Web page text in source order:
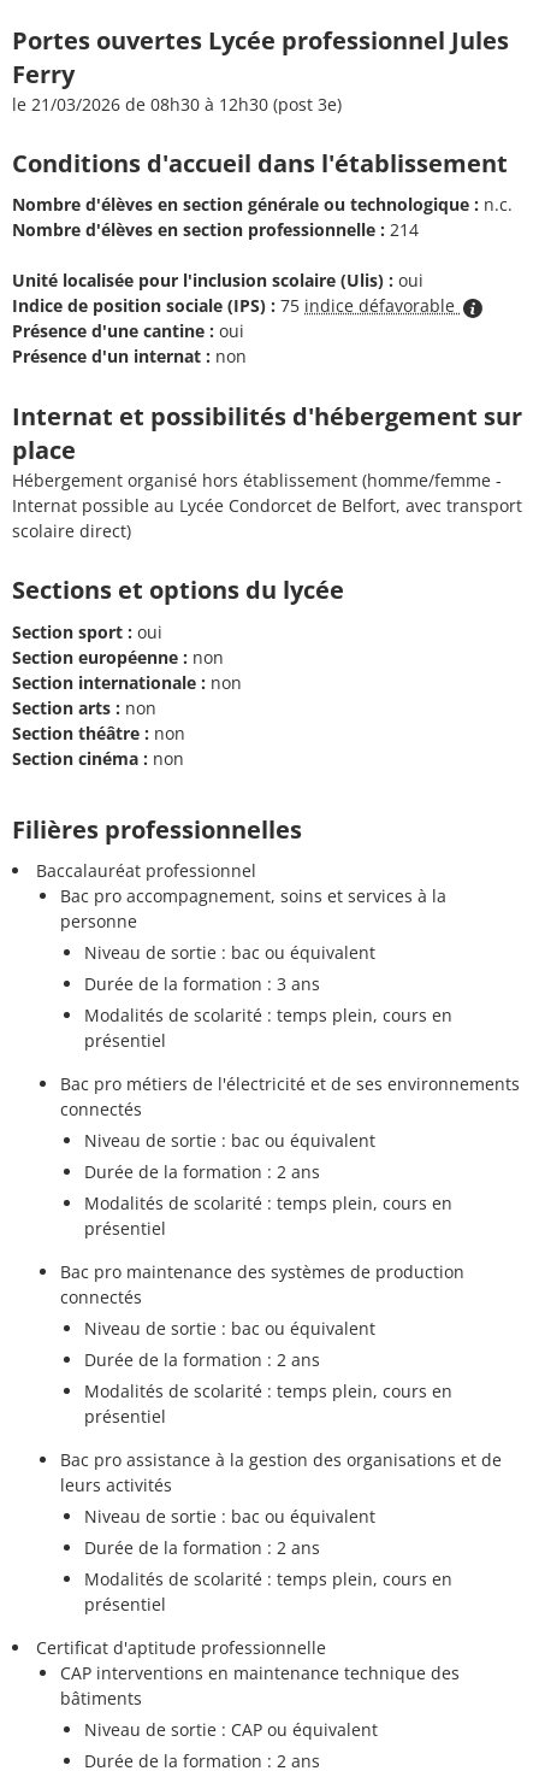
Portes ouvertes Lycée professionnel Jules
Ferry
le 21/03/2026 de 08h30 à 12h30 (post 3e)
Conditions d'accueil dans l'établissement
Nombre d'élèves en section générale ou technologique : n.c.
Nombre d'élèves en section professionnelle : 214
Unité localisée pour l'inclusion scolaire (Ulis) : oui
Indice de position sociale (IPS) : 75 indice défavorable
Présence d'une cantine : oui
Présence d'un internat : non
Internat et possibilités d'hébergement sur
place
Hébergement organisé hors établissement (homme/femme -
Internat possible au Lycée Condorcet de Belfort, avec transport
scolaire direct)
Sections et options du lycée
Section sport : oui
Section européenne : non
Section internationale : non
Section arts : non
Section théâtre : non
Section cinéma : non
Filières professionnelles
Baccalauréat professionnel
Bac pro accompagnement, soins et services à la
personne
Niveau de sortie : bac ou équivalent
Durée de la formation : 3 ans
Modalités de scolarité : temps plein, cours en
présentiel
Bac pro métiers de l'électricité et de ses environnements
connectés
Niveau de sortie : bac ou équivalent
Durée de la formation : 2 ans
Modalités de scolarité : temps plein, cours en
présentiel
Bac pro maintenance des systèmes de production
connectés
Niveau de sortie : bac ou équivalent
Durée de la formation : 2 ans
Modalités de scolarité : temps plein, cours en
présentiel
Bac pro assistance à la gestion des organisations et de
leurs activités
Niveau de sortie : bac ou équivalent
Durée de la formation : 2 ans
Modalités de scolarité : temps plein, cours en
présentiel
Certificat d'aptitude professionnelle
CAP interventions en maintenance technique des
bâtiments
Niveau de sortie : CAP ou équivalent
Durée de la formation : 2 ans